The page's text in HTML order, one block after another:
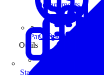
Par Région
Carte interactive
Outils
Départements
Statistiques